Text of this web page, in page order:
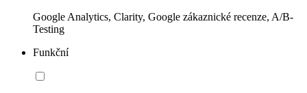
Google Analytics, Clarity, Google zákaznické recenze, A/B-
Testing
Funkční